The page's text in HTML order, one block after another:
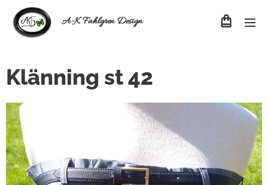
A-K Fahlgren Design
Klänning st 42